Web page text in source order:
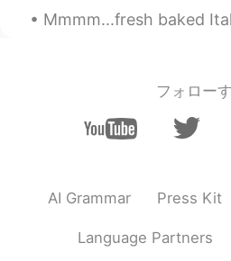
Mmmm...fresh baked Italian pastries!! Chocolate creme
フォロー
AI Grammar Press Kit
Language Partners